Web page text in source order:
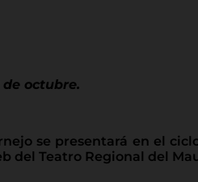
octubre.
se presentará en el
del Teatro Regional del